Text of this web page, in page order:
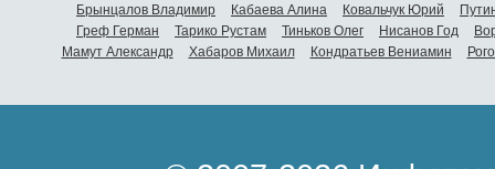
Брынцалов Владимир
Кабаева Алина Ковальчук Юрий
Греф Герман
Тарико Рустам Тиньков Олег Нисанов Год
Мамут Александр
Хабаров Михаил Кондратьев Вениамин